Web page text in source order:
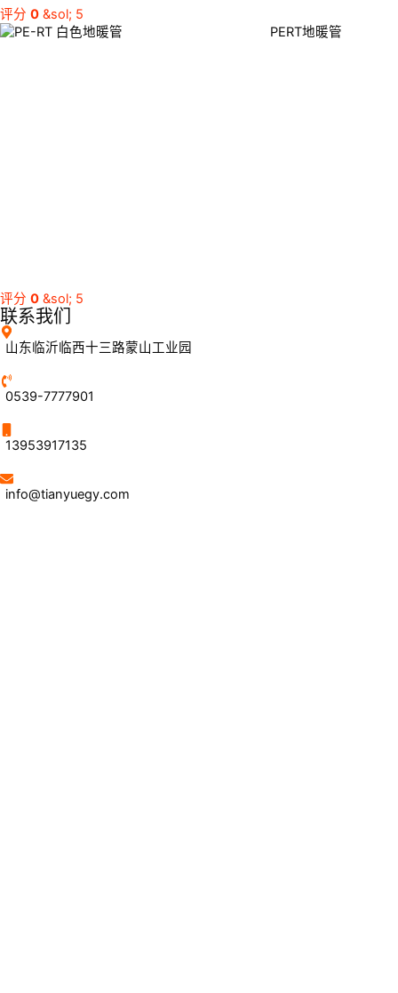
评分 0 &sol; 5
PERT地暖管
评分 0 &sol; 5
联系我们
山东临沂临西十三路蒙山工业园
0539-7777901
13953917135
info@tianyuegy.com